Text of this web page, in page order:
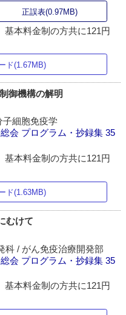
正誤表(0.97MB)
基本料金制の方共に121円
ド(1.67MB)
御機構の解明
子細胞免疫学
会 プログラム・抄録集 35
基本料金制の方共に121円
ド(1.63MB)
むけて
科 / がん免疫治療開発部
会 プログラム・抄録集 35
基本料金制の方共に121円